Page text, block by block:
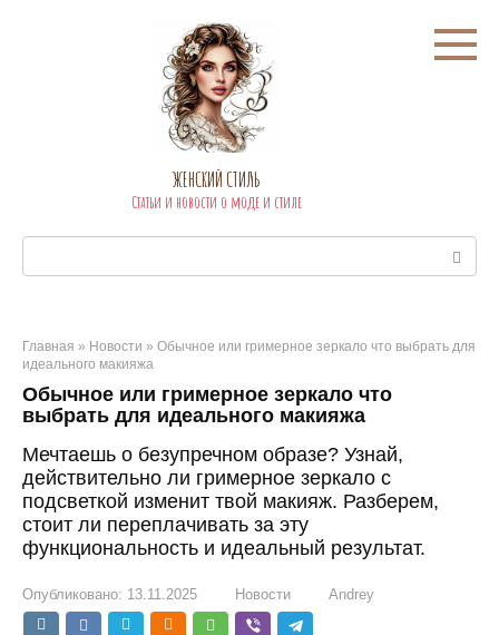
ЖЕНСКИЙ СТИЛЬ
Статьи и новости о моде и стиле
Главная » Новости » Обычное или гримерное зеркало что выбрать для
идеального макияжа
Обычное или гримерное зеркало что
выбрать для идеального макияжа
Мечтаешь о безупречном образе? Узнай,
действительно ли гримерное зеркало с
подсветкой изменит твой макияж. Разберем,
стоит ли переплачивать за эту
функциональность и идеальный результат.
Опубликовано: 13.11.2025 Новости Andrey